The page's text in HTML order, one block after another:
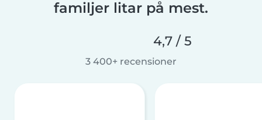
familjer litar på mest.
4,7 / 5
3 400+ recensioner